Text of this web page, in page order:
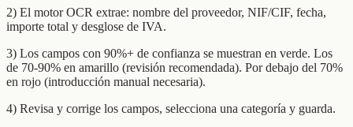
2) El motor OCR extrae: nombre del proveedor, NIF/CIF, fecha,
importe total y desglose de IVA.
3) Los campos con 90%+ de confianza se muestran en verde. Los
de 70-90% en amarillo (revisión recomendada). Por debajo del 70%
en rojo (introducción manual necesaria).
4) Revisa y corrige los campos, selecciona una categoría y guarda.